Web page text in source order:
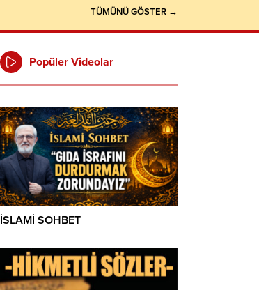
TÜMÜNÜ GÖSTER →
Popüler Videolar
İSLAMİ SOHBET